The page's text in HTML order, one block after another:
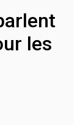
les